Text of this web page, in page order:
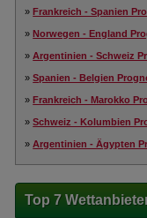
»Frankreich - Spanien
»Norwegen - England
»Argentinien - Schweiz
»Spanien - Belgien
»Frankreich - Marokko
»Schweiz - Kolumbien
»Argentinien - Ägypten
Top 7